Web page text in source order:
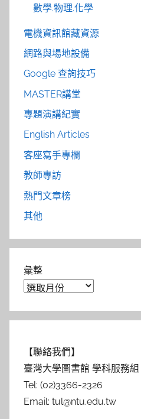
數學.物理.化學
電機資訊館藏資源
網路與場地設備
Google 查詢技巧
MASTER講堂
專題演講紀實
English Articles
客座寫手專欄
教師專訪
熱門文章榜
其他
彙整
【聯絡我們】
臺灣大學圖書館 學科服務組
Tel: (02)3366-2326
Email: tul@ntu.edu.tw